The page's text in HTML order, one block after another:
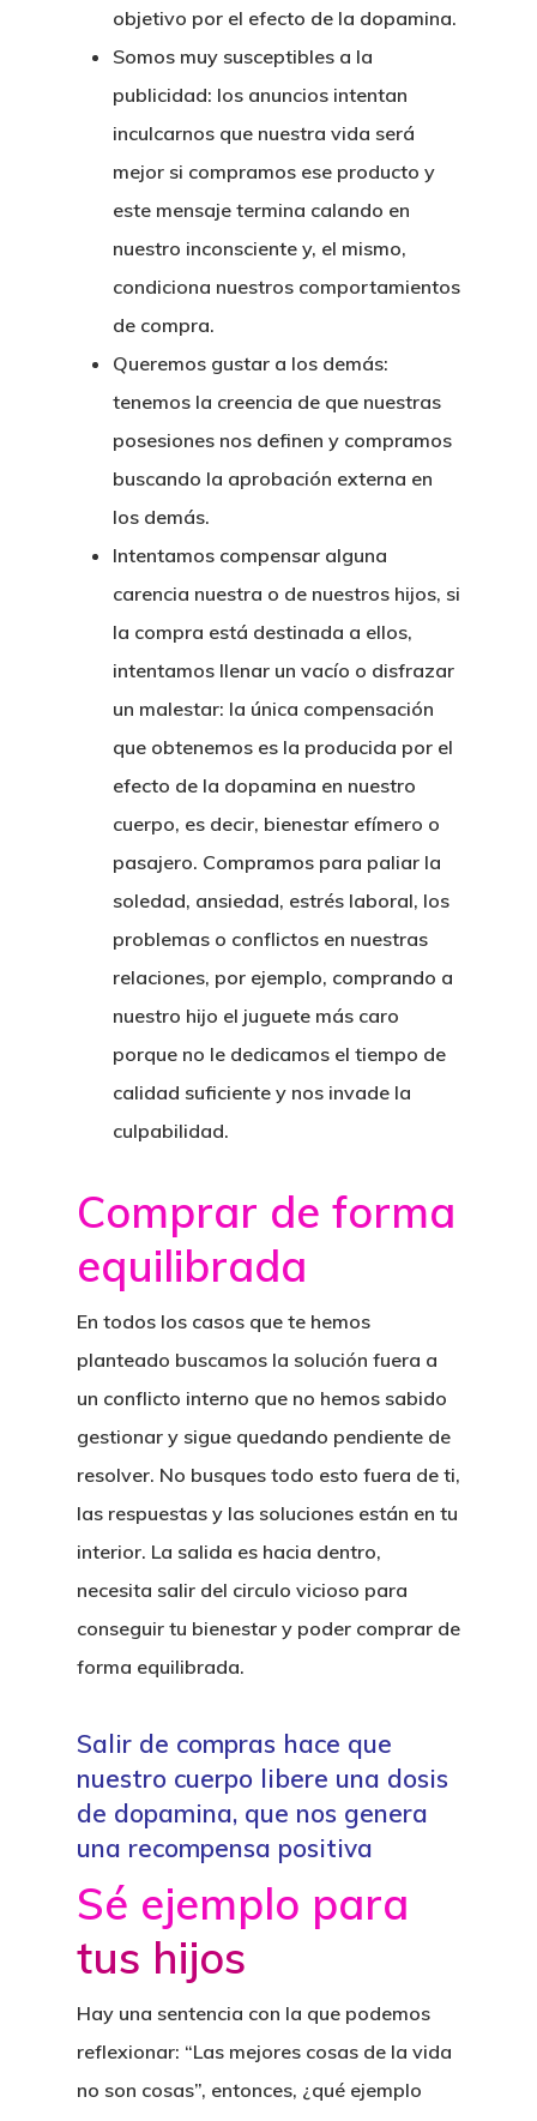
objetivo por el efecto de la dopamina.
Somos muy susceptibles a la
publicidad: los anuncios intentan
inculcarnos que nuestra vida será
mejor si compramos ese producto y
este mensaje termina calando en
nuestro inconsciente y, el mismo,
condiciona nuestros comportamientos
de compra.
Queremos gustar a los demás:
tenemos la creencia de que nuestras
posesiones nos definen y compramos
buscando la aprobación externa en
los demás.
Intentamos compensar alguna
carencia nuestra o de nuestros hijos, si
la compra está destinada a ellos,
intentamos llenar un vacío o disfrazar
un malestar: la única compensación
que obtenemos es la producida por el
efecto de la dopamina en nuestro
cuerpo, es decir, bienestar efímero o
pasajero. Compramos para paliar la
soledad, ansiedad, estrés laboral, los
problemas o conflictos en nuestras
relaciones, por ejemplo, comprando a
nuestro hijo el juguete más caro
porque no le dedicamos el tiempo de
calidad suficiente y nos invade la
culpabilidad.
Comprar de forma
equilibrada
En todos los casos que te hemos
planteado buscamos la solución fuera a
un conflicto interno que no hemos sabido
gestionar y sigue quedando pendiente de
resolver. No busques todo esto fuera de ti,
las respuestas y las soluciones están en tu
interior. La salida es hacia dentro,
necesita salir del circulo vicioso para
conseguir tu bienestar y poder comprar de
forma equilibrada.
Salir de compras hace que
nuestro cuerpo libere una dosis
de dopamina, que nos genera
una recompensa positiva
Sé ejemplo para
tus hijos
Hay una sentencia con la que podemos
reflexionar: “Las mejores cosas de la vida
no son cosas”, entonces, ¿qué ejemplo